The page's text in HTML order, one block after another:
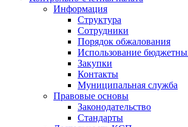
Информация
Структура
Сотрудники
Порядок обжалования
Использование
Закупки
Контакты
Муниципальная служба
Правовые основы
Законодательство
Стандарты